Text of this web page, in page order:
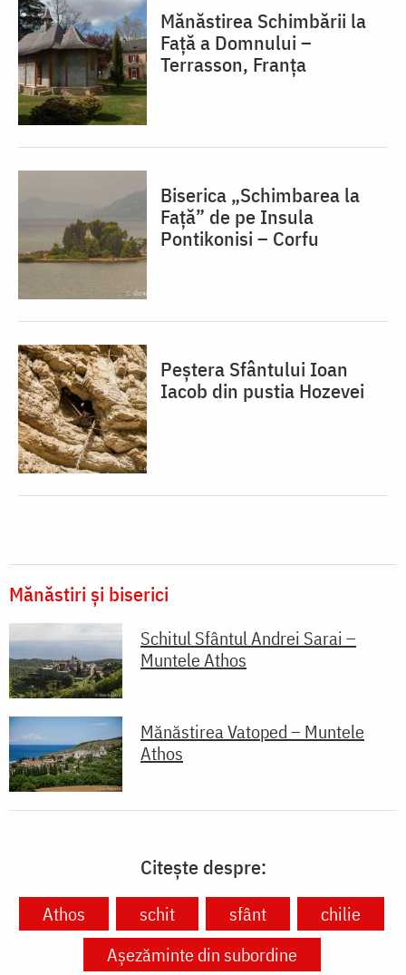
Mănăstirea Schimbării la
Față a Domnului –
Terrasson, Franţa
Biserica „Schimbarea la
Față” de pe Insula
Pontikonisi – Corfu
Peștera Sfântului Ioan
Iacob din pustia Hozevei
Mănăstiri și biserici
Schitul Sfântul Andrei Sarai –
Muntele Athos
Mănăstirea Vatoped – Muntele
Athos
Citește despre:
Athos schit sfânt
chilie
Așezăminte din subordine